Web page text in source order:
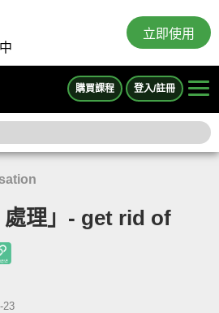
立即使用
購買課程 登入/註冊
處理」- get rid of
23